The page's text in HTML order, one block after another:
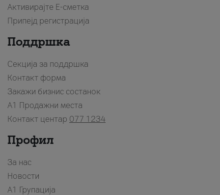
Активирајте Е-сметка
Припејд регистрација
Поддршка
Секција за поддршка
Контакт форма
Закажи бизнис состанок
A1 Продажни места
Контакт центар 077 1234
Профил
За нас
Новости
А1 Групација